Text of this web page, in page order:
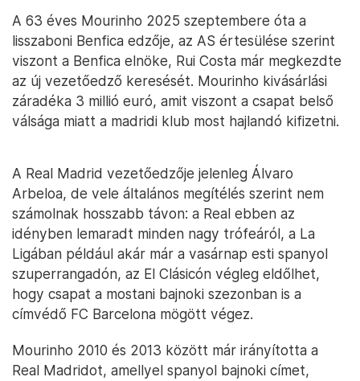
A 63 éves Mourinho 2025 szeptembere óta a
lisszaboni Benfica edzője, az AS értesülése szerint
viszont a Benfica elnöke, Rui Costa már megkezdte
az új vezetőedző keresését. Mourinho kivásárlási
záradéka 3 millió euró, amit viszont a csapat belső
válsága miatt a madridi klub most hajlandó kifizetni.
A Real Madrid vezetőedzője jelenleg Álvaro
Arbeloa, de vele általános megítélés szerint nem
számolnak hosszabb távon: a Real ebben az
idényben lemaradt minden nagy trófeáról, a La
Ligában például akár már a vasárnap esti spanyol
szuperrangadón, az El Clásicón végleg eldőlhet,
hogy csapat a mostani bajnoki szezonban is a
címvédő FC Barcelona mögött végez.
Mourinho 2010 és 2013 között már irányította a
Real Madridot, amellyel spanyol bajnoki címet,